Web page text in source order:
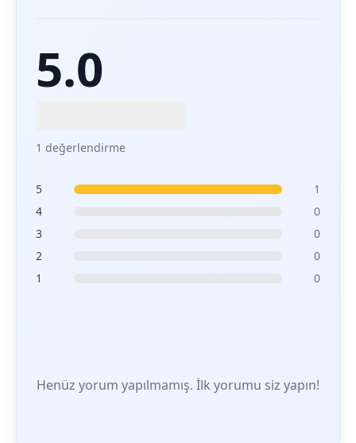
5.0
1 değerlendirme
5
1
4
0
3
0
2
0
1
0
Henüz yorum yapılmamış. İlk yorumu siz yapın!